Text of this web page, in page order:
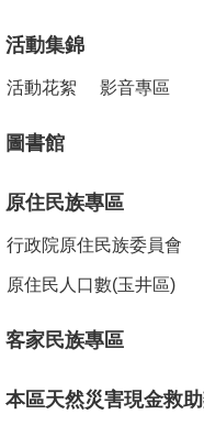
活動集錦
活動花絮 影音專區
圖書館
原住民族專區
行政院原住民族委員會
原住民人口數(玉井區)
客家民族專區
本區天然災害現金救